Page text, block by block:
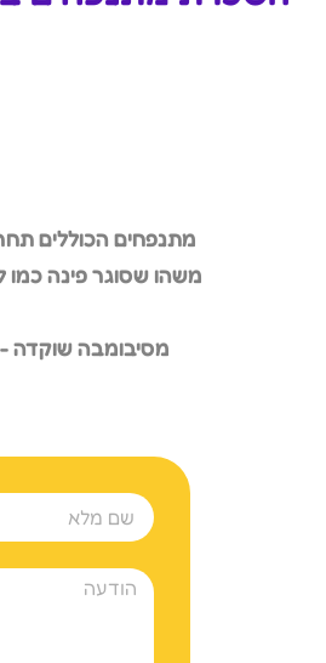
מתנפחים הכוללים
משהו שסוגר פינה כמו
מסיבומבה שוקדה -